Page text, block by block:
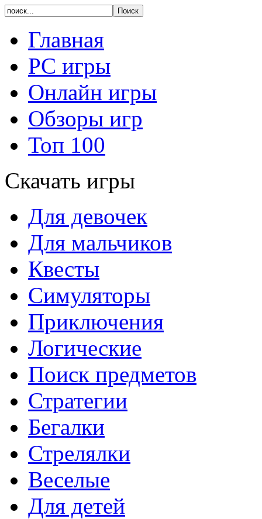
Главная
PC игры
Онлайн игры
Обзоры игр
Топ 100
Скачать игры
Для девочек
Для мальчиков
Квесты
Симуляторы
Приключения
Логические
Поиск предметов
Стратегии
Бегалки
Стрелялки
Веселые
Для детей